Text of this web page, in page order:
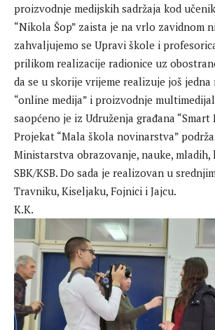
proizvodnje medijskih sadržaja kod
“Nikola Šop” zaista je na vrlo zavidnom
zahvaljujemo se Upravi škole i
prilikom realizacije radionice uz
da se u skorije vrijeme realizuje još
“online medija” i proizvodnje
saopćeno je iz Udruženja građana
Projekat “Mala škola novinarstva”
Ministarstva obrazovanje, nauke,
SBK/KSB. Do sada je realizovan u
Travniku, Kiseljaku, Fojnici i Jajcu.
K.K.